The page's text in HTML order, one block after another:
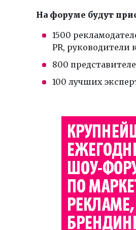
На форуме будут
1500
PR,
800
100 лучших